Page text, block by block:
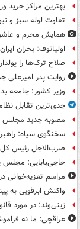
بهترین مراکز خرید
تفاوت لوله سبز و
همایش محرم و
اولیانوف: بحران
صلاح ترک‌ها را
روایت پدر امیرعلی
وزیر کشور: جامعه
جدی‌ترین تقابل
مصوبه جدید مجلس
سخنگوی سپاه:
ضرب‌الاجل رئیس کل
حاجی‌بابایی: مجلس
مراسم تعزیه‌خوانی
واکنش ابرقویی به
زینی‌وند: در مورد
عراقچی: ما نه